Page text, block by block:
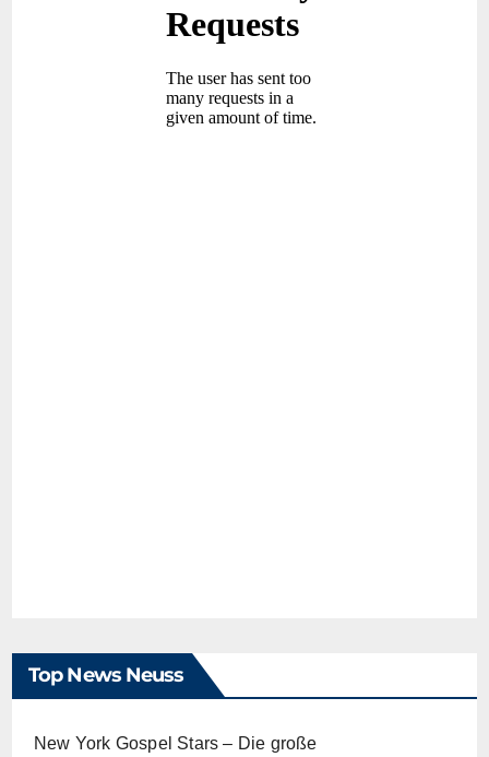
Top News Neuss
New York Gospel Stars – Die große